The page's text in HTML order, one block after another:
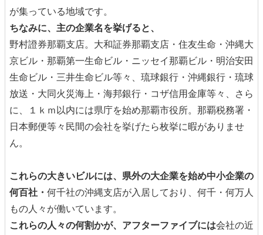
が集っている地域です。
ちなみに、主の企業名を挙げると、
野村證券那覇支店。大和証券那覇支店・住友生命・沖縄大
京ビル・那覇第一生命ビル・ニッセイ那覇ビル・明治安田
生命ビル・三井生命ビル等々、琉球銀行・沖縄銀行・琉球
放送・大同火災海上・海邦銀行・コザ信用金庫等々、さら
に、１ｋｍ以内には県庁を始め那覇市役所。那覇税務署・
日本郵便等々民間の会社を挙げたら枚挙に暇がありませ
ん。
これらの大きいビルには、県外の大企業を始め中小企業の
何百社・ 何千社の沖縄支店が入居しており、何千・何万人
もの人々が働いています。
これらの人々の何割かが、アフターファイブには会社の近